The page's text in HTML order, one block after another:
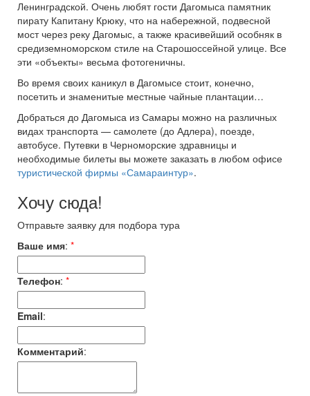
Ленинградской. Очень любят гости Дагомыса памятник
пирату Капитану Крюку, что на набережной, подвесной
мост через реку Дагомыс, а также красивейший особняк в
средиземноморском стиле на Старошоссейной улице. Все
эти «объекты» весьма фотогеничны.
Во время своих каникул в Дагомысе стоит, конечно,
посетить и знаменитые местные чайные плантации…
Добраться до Дагомыса из Самары можно на различных
видах транспорта — самолете (до Адлера), поезде,
автобусе. Путевки в Черноморские здравницы и
необходимые билеты вы можете заказать в любом офисе
туристической фирмы «Самараинтур».
Хочу сюда!
Отправьте заявку для подбора тура
Ваше имя: *
Телефон: *
Email:
Комментарий: